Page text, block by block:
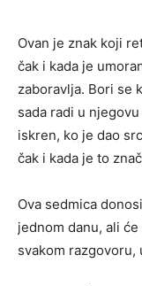
Ovan je znak koji
čak i kada je
zaboravlja. Bori se
sada radi u
iskren, ko je dao
čak i kada je to
Ova sedmica
jednom danu, ali
svakom razgovoru,